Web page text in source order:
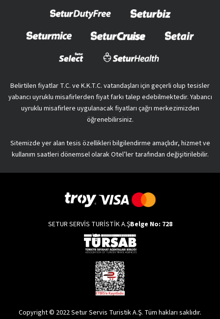
Belirtilen fiyatlar T.C. ve K.K.T.C. vatandaşları için geçerli olup tesisler
yabancı uyruklu misafirlerden fiyat farkı talep edebilmektedir. Yabancı
uyruklu misafirlere uygulanacak fiyatları çağrı merkezimizden
öğrenebilirsiniz.
Sitemizde yer alan tesis özellikleri bilgilendirme amaçlıdır, hizmet ve
kullanım saatleri dönemsel olarak Otel’ler tarafından değişitirilebilir.
SETUR SERVİS TURİSTİK A.ŞBelge No: 728
Copyright © 2022 Setur Servis Turistik A.Ş. Tüm hakları saklıdır.